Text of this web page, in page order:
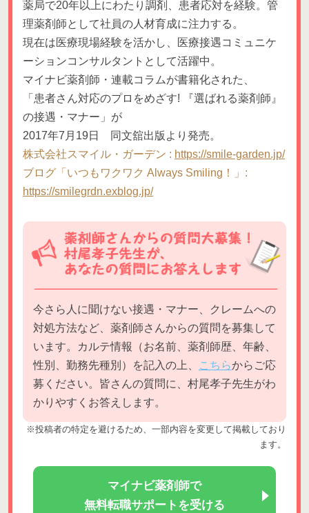
薬局で20年以上にわたり調剤、患者応対を経験。管
理薬剤師として社員の人材育成に注力する。
現在は医療現場経験を活かし、医療接遇コミュニケ
ーションコンサルタントとして活躍中。
マイナビ薬剤師・連載コラムが書籍化された、
「患者さん対応のプロをめざす! 『選ばれる薬剤師』
の接遇・マナー」が
2017年7月19日 同文舘出版より発売。
株式会社スマイル・ガーデン : https://smile-garden.jp/
ブログ「いつもワクワク Always Smiling！」:
https://smilegrdn.exblog.jp/
今さら人に聞けない接遇・マナー、クレームへの
対処方法など、薬剤師さんからの質問を募集して
います。カルテ情報（お名前、薬剤師歴、年齢、
性別、勤務先種別）を記入の上、
こちらからご応
募ください。皆さんの質問に、村尾孝子先生がわ
かりやすくお答えします。
※投稿者の特定を避けるため、一部内容を変更して掲載しており
ます。
マイナビ薬剤師で
無料転職サポートを受ける